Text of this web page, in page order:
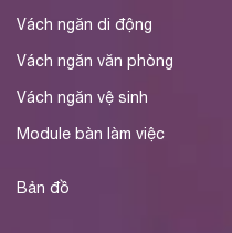
Vách ngăn di động
Vách ngăn văn phòng
Vách ngăn vệ sinh
Module bàn làm việc
Bản đồ